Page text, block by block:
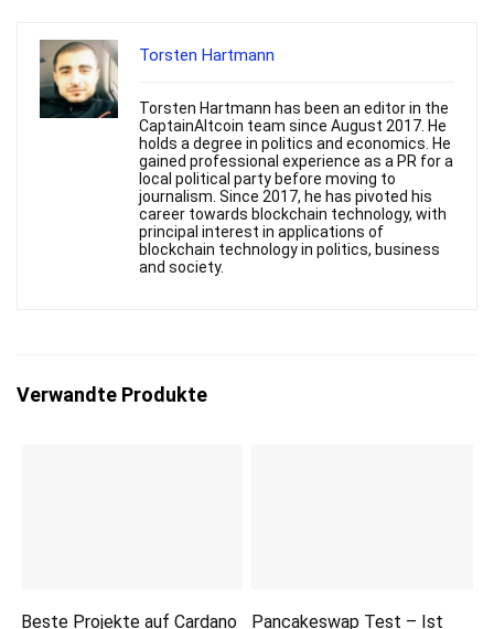
Torsten Hartmann
Torsten Hartmann has been an editor in the
CaptainAltcoin team since August 2017. He
holds a degree in politics and economics. He
gained professional experience as a PR for a
local political party before moving to
journalism. Since 2017, he has pivoted his
career towards blockchain technology, with
principal interest in applications of
blockchain technology in politics, business
and society.
Verwandte Produkte
Beste Projekte auf Cardano
Pancakeswap Test – Ist